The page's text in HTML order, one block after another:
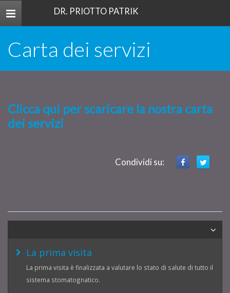
Toggle
navigation
DR. PRIOTTO PATRIK
Carta dei servizi
Clicca qui per scaricare la nostra carta
dei servizi
Condividi su:
La prima visita
La prima visita è finalizzata a valutare lo stato di salute di tutto il
sistema stomatognatico.